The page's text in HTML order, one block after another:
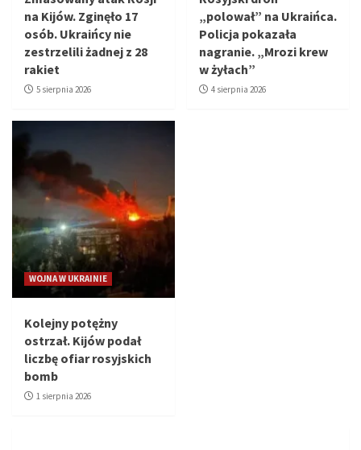
na Kijów. Zginęło 17
osób. Ukraińcy nie
zestrzelili żadnej z 28
rakiet
5 sierpnia 2026
„polował” na Ukraińca.
Policja pokazała
nagranie. „Mrozi krew
w żyłach”
4 sierpnia 2026
WOJNA W UKRAINIE
Kolejny potężny
ostrzał. Kijów podał
liczbę ofiar rosyjskich
bomb
1 sierpnia 2026